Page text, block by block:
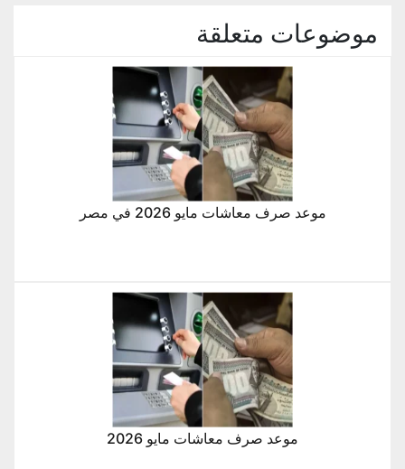
موضوعات متعلقة
موعد صرف معاشات مايو 2026 في مصر
موعد صرف معاشات مايو 2026